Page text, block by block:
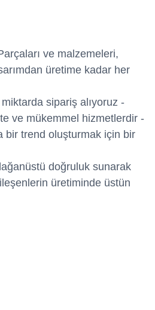
ve malzemeleri,
üretime kadar her
sipariş alıyoruz -
ve mükemmel hizmetlerdir -
bir trend oluşturmak için bir
doğruluk sunarak
üretiminde üstün